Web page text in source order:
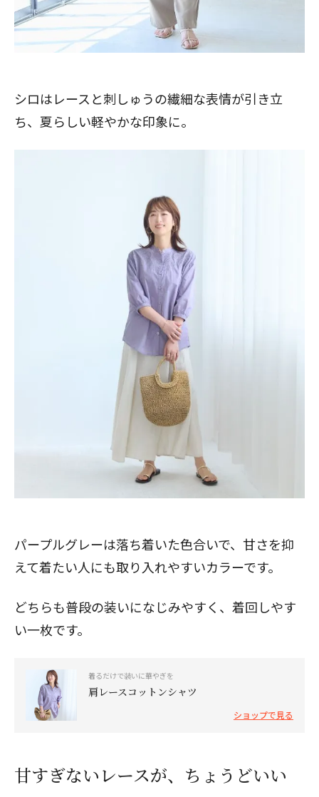
シロはレースと刺しゅうの繊細な表情が引き立
ち、夏らしい軽やかな印象に。
パープルグレーは落ち着いた色合いで、甘さを抑
えて着たい人にも取り入れやすいカラーです。
どちらも普段の装いになじみやすく、着回しやす
い一枚です。
着るだけで装いに華やぎを
肩レースコットンシャツ
ショップで見る
甘すぎないレースが、ちょうどいい